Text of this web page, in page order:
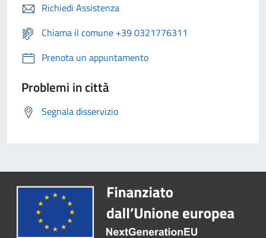
Richiedi Assistenza
Chiama il comune +39 0321776311
Prenota un appuntamento
Problemi in città
Segnala disservizio